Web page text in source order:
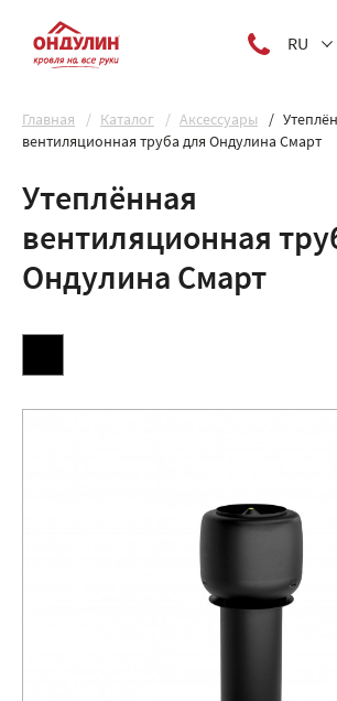
RU
Главная Каталог Аксессуары
вентиляционная труба для Ондулина Смарт
Утеплённая
вентиляционная
Ондулина Смарт